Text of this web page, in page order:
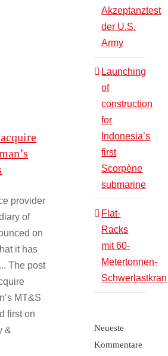
provider
of
on
it has
The post
MT&S
first on
&
Akzeptanztest
der U.S.
Army
Launching
of
construction
for
Indonesia’s
first
Scorpène
submarine
Flat-
Racks
mit 60-
Metertonnen-
Schwerlastkran
Neueste
Kommentare